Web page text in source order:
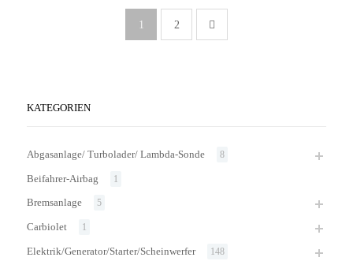
1 2
KATEGORIEN
Abgasanlage/ Turbolader/ Lambda-Sonde 8
Beifahrer-Airbag 1
Bremsanlage 5
Carbiolet 1
Elektrik/Generator/Starter/Scheinwerfer 148